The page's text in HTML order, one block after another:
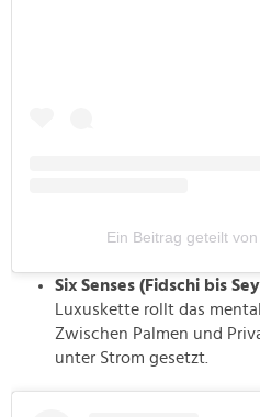
Ein Beitrag geteilt
Six Senses (Fidschi bis
Luxuskette rollt das
Zwischen Palmen und
unter Strom gesetzt.